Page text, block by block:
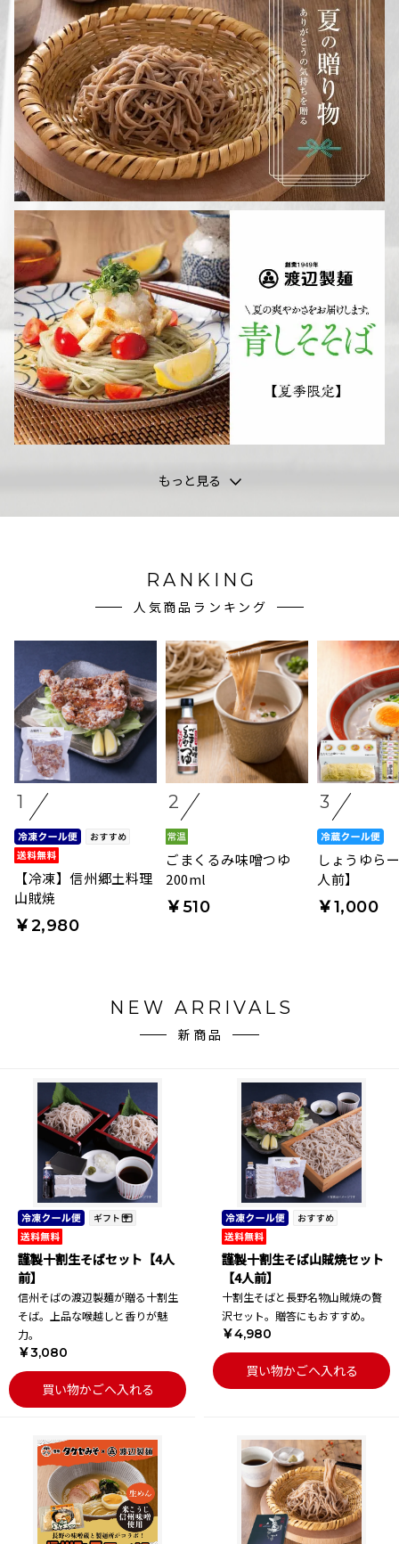
もっと見る
RANKING
人気商品ランキング
1
【冷凍】信州郷土料理
山賊焼
￥2,980
2
ごまくるみ味噌つゆ
200ml
￥510
3
しょうゆら
人前】
￥1,000
NEW ARRIVALS
新商品
謹製十割生そばセット【4人
前】
信州そばの渡辺製麺が贈る十割生
そば。上品な喉越しと香りが魅
力。
￥3,080
買い物かごへ入れる
謹製十割生そば山賊焼セット
【4人前】
十割生そばと長野名物山賊焼の贅
沢セット。贈答にもおすすめ。
￥4,980
買い物かごへ入れる